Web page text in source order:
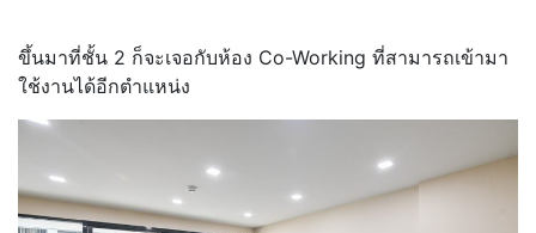
ขึ้นมาที่ชั้น 2 ก็จะเจอกับห้อง Co-Working ที่สามารถเข้ามา
ใช้งานได้อีกตำแหน่ง